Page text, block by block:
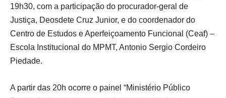
19h30, com a participação do procurador-geral de
Justiça, Deosdete Cruz Junior, e do coordenador do
Centro de Estudos e Aperfeiçoamento Funcional (Ceaf) –
Escola Institucional do MPMT, Antonio Sergio Cordeiro
Piedade.
A partir das 20h ocorre o painel “Ministério Público